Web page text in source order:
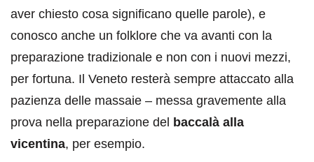
aver chiesto cosa significano quelle parole), e
conosco anche un folklore che va avanti con la
preparazione tradizionale e non con i nuovi mezzi,
per fortuna. Il Veneto resterà sempre attaccato alla
pazienza delle massaie – messa gravemente alla
prova nella preparazione del baccalà alla
vicentina, per esempio.